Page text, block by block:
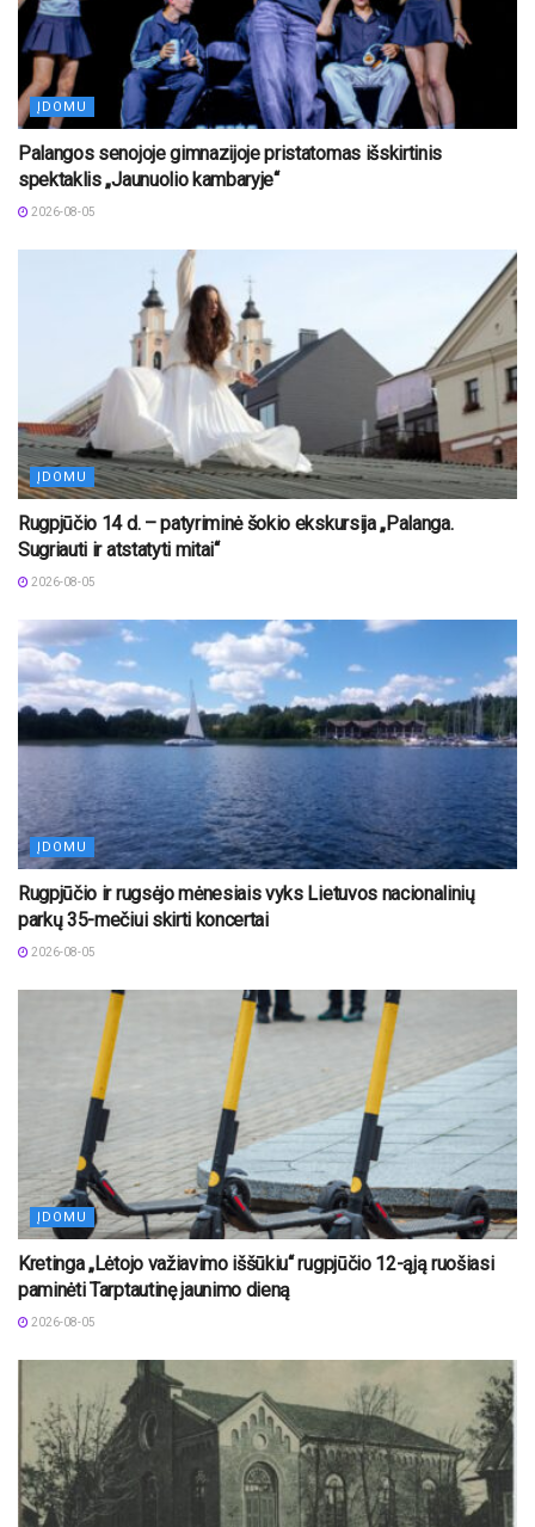
ĮDOMU
Palangos senojoje gimnazijoje pristatomas išskirtinis
spektaklis „Jaunuolio kambaryje“
2026-08-05
ĮDOMU
Rugpjūčio 14 d. – patyriminė šokio ekskursija „Palanga.
Sugriauti ir atstatyti mitai“
2026-08-05
ĮDOMU
Rugpjūčio ir rugsėjo mėnesiais vyks Lietuvos nacionalinių
parkų 35-mečiui skirti koncertai
2026-08-05
ĮDOMU
Kretinga „Lėtojo važiavimo iššūkiu“ rugpjūčio 12-ąją ruošiasi
paminėti Tarptautinę jaunimo dieną
2026-08-05